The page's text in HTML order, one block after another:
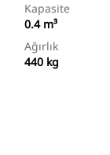
Kapasite
0.4 m³
Ağırlık
440 kg